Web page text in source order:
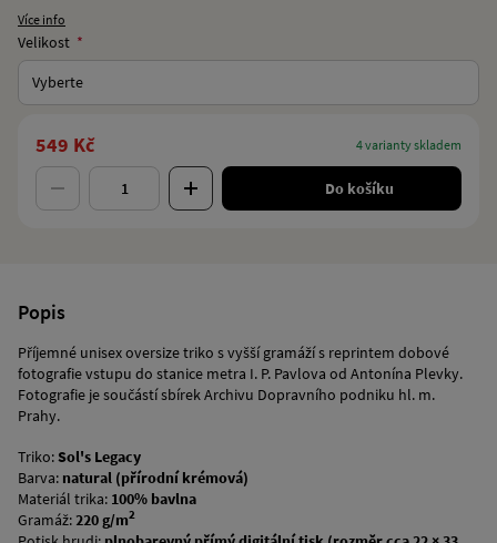
Více info
Velikost
Vyberte
549 Kč 4 varianty skladem
Do košíku
Popis
Příjemné unisex oversize triko s vyšší gramáží s reprintem dobové
fotografie vstupu do stanice metra I. P. Pavlova od Antonína Plevky.
Fotografie je součástí sbírek Archivu Dopravního podniku hl. m.
Prahy.
Triko:Sol's Legacy
Barva: natural (přírodní krémová)
Materiál trika: 100% bavlna
Gramáž: 220 g/m2